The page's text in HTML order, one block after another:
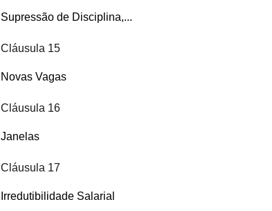
Supressão de Disciplina,...
Cláusula 15
Novas Vagas
Cláusula 16
Janelas
Cláusula 17
Irredutibilidade Salarial